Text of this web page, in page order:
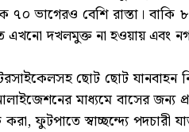
৭০ ভাগেরও বেশি রাস্তা।
দখলমুক্ত না হওয়ায় এবং
ছোট ছোট যানবাহন
মাধ্যমে বাসের জন্য
ফুটপাতে স্বাচ্ছন্দ্যে